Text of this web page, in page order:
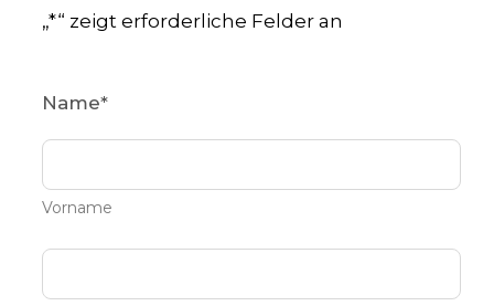
„*“ zeigt erforderliche Felder an
Name*
Vorname